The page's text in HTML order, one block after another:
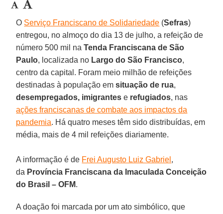
O Serviço Franciscano de Solidariedade (Sefras)
entregou, no almoço do dia 13 de julho, a refeição de
número 500 mil naTenda Franciscana de São
Paulo, localizada no Largo do São Francisco,
centro da capital. Foram meio milhão de refeições
destinadas à população emsituação de rua,
desempregados, imigrantes e refugiados, nas
ações franciscanas de combate aos impactos da
pandemia. Há quatro meses têm sido distribuídas, em
média, mais de 4 mil refeições diariamente.
A informação é de Frei Augusto Luiz Gabriel ,
da Província Franciscana da Imaculada Conceição
do Brasil – OFM.
A doação foi marcada por um ato simbólico, que